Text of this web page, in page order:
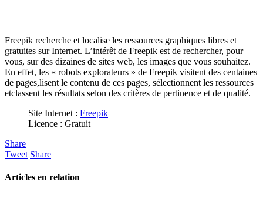
Freepik recherche et localise les ressources graphiques libres et
gratuites sur Internet. L’intérêt de Freepik est de rechercher, pour
vous, sur des dizaines de sites web, les images que vous souhaitez.
En effet, les « robots explorateurs » de Freepik visitent des centaines
de pages,lisent le contenu de ces pages, sélectionnent les ressources
etclassent les résultats selon des critères de pertinence et de qualité.
Site Internet : Freepik
Licence : Gratuit
Share
Tweet Share
Articles en relation